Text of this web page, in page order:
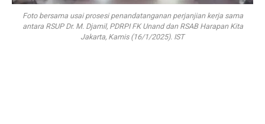
Foto bersama usai prosesi penandatanganan perjanjian kerja sama
antara RSUP Dr. M. Djamil, PDRPI FK Unand dan RSAB Harapan Kita
Jakarta, Kamis (16/1/2025). IST